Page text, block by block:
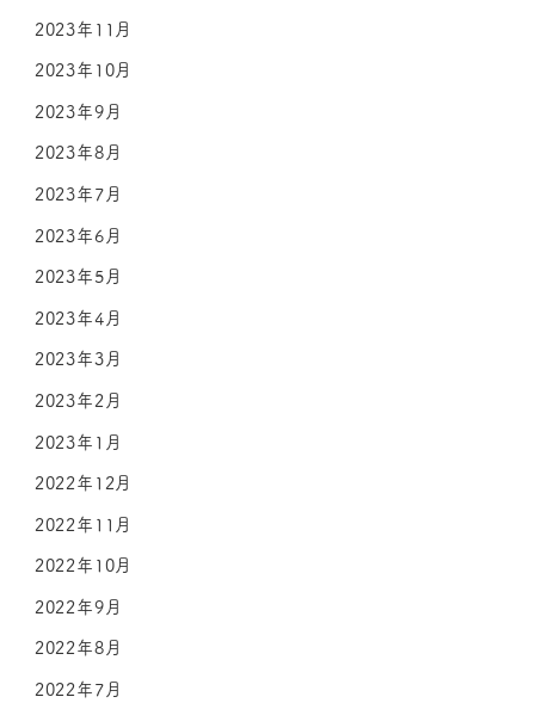
2023年11月
2023年10月
2023年9月
2023年8月
2023年7月
2023年6月
2023年5月
2023年4月
2023年3月
2023年2月
2023年1月
2022年12月
2022年11月
2022年10月
2022年9月
2022年8月
2022年7月